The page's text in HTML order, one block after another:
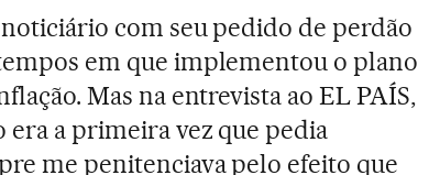
com seu pedido de perdão
em que implementou o plano
Mas na entrevista ao EL PAÍS,
era a primeira vez que pedia
me penitenciava pelo efeito que